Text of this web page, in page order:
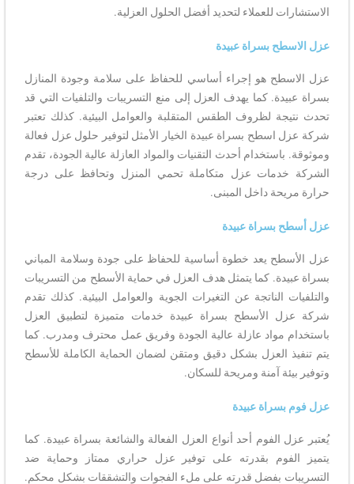
الاستشارات للعملاء لتحديد أفضل الحلول العزلية.
عزل الاسطح بسراة عبيدة
عزل الاسطح هو إجراء أساسي للحفاظ على سلامة وجودة المنازل
بسراة عبيدة. كما يهدف العزل إلى منع التسريبات والتلفيات التي قد
تحدث نتيجة لظروف الطقس المتقلبة والعوامل البيئية. كذلك تعتبر
شركة عزل اسطح بسراة عبيدة الخيار الأمثل لتوفير حلول عزل فعالة
وموثوقة. باستخدام أحدث التقنيات والمواد العازلة عالية الجودة، تقدم
الشركة خدمات عزل متكاملة تحمي المنزل وتحافظ على درجة
حرارة مريحة داخل المبنى.
عزل أسطح بسراة عبيدة
عزل الأسطح يعد خطوة أساسية للحفاظ على جودة وسلامة المباني
بسراة عبيدة. كما يتمثل هدف العزل في حماية الأسطح من التسريبات
والتلفيات الناتجة عن التغيرات الجوية والعوامل البيئية. كذلك تقدم
شركة عزل الأسطح بسراة عبيدة خدمات متميزة لتطبيق العزل
باستخدام مواد عازلة عالية الجودة وفريق عمل محترف ومدرب. كما
يتم تنفيذ العزل بشكل دقيق ومتقن لضمان الحماية الكاملة للأسطح
وتوفير بيئة آمنة ومريحة للسكان.
عزل فوم بسراة عبيدة
يُعتبر عزل الفوم أحد أنواع العزل الفعالة والشائعة بسراة عبيدة. كما
يتميز الفوم بقدرته على توفير عزل حراري ممتاز وحماية ضد
التسريبات بفضل قدرته على ملء الفجوات والتشققات بشكل محكم.